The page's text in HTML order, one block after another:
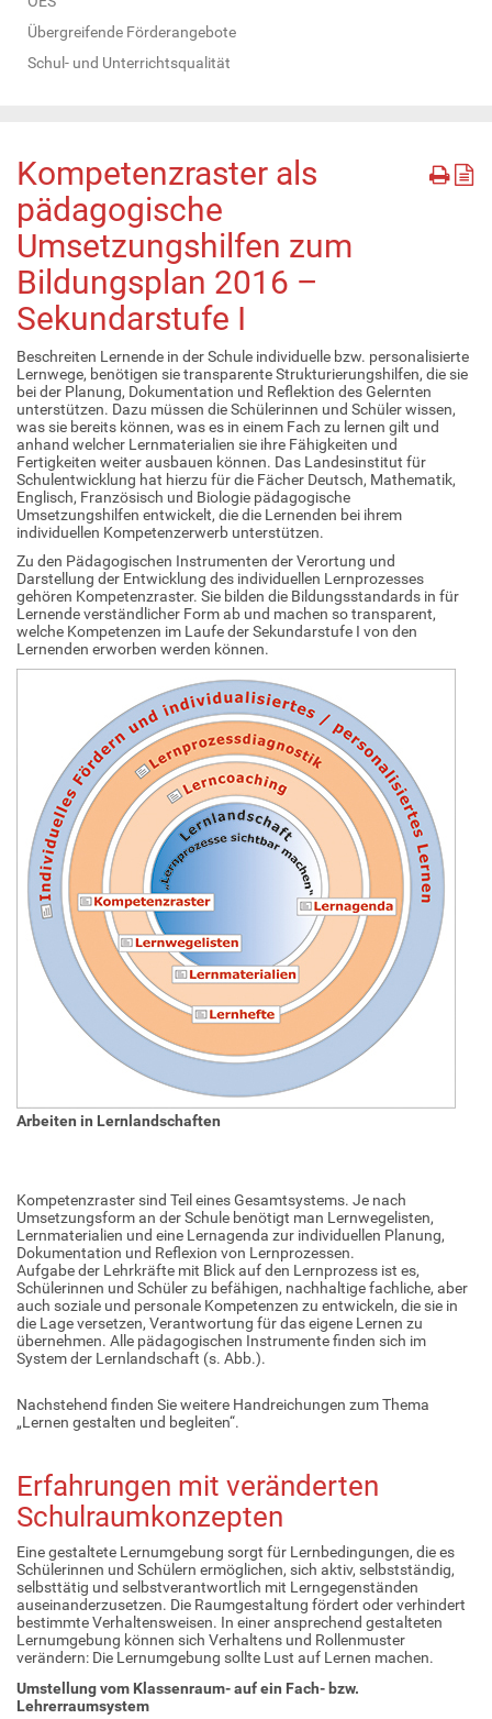
Übergreifende Förderangebote
Schul- und Unterrichtsqualität
Kompetenzraster als
pädagogische
Umsetzungshilfen zum
Bildungsplan 2016 –
Sekundarstufe I
Beschreiten Lernende in der Schule individuelle bzw. personalisierte
Lernwege, benötigen sie transparente Strukturierungshilfen, die sie
bei der Planung, Dokumentation und Reflektion des Gelernten
unterstützen. Dazu müssen die Schülerinnen und Schüler wissen,
was sie bereits können, was es in einem Fach zu lernen gilt und
anhand welcher Lernmaterialien sie ihre Fähigkeiten und
Fertigkeiten weiter ausbauen können. Das Landesinstitut für
Schulentwicklung hat hierzu für die Fächer Deutsch, Mathematik,
Englisch, Französisch und Biologie pädagogische
Umsetzungshilfen entwickelt, die die Lernenden bei ihrem
individuellen Kompetenzerwerb unterstützen.
Zu den Pädagogischen Instrumenten der Verortung und
Darstellung der Entwicklung des individuellen Lernprozesses
gehören Kompetenzraster. Sie bilden die Bildungsstandards in für
Lernende verständlicher Form ab und machen so transparent,
welche Kompetenzen im Laufe der Sekundarstufe I von den
Lernenden erworben werden können.
Arbeiten in Lernlandschaften
Kompetenzraster sind Teil eines Gesamtsystems. Je nach
Umsetzungsform an der Schule benötigt man Lernwegelisten,
Lernmaterialien und eine Lernagenda zur individuellen Planung,
Dokumentation und Reflexion von Lernprozessen.
Aufgabe der Lehrkräfte mit Blick auf den Lernprozess ist es,
Schülerinnen und Schüler zu befähigen, nachhaltige fachliche, aber
auch soziale und personale Kompetenzen zu entwickeln, die sie in
die Lage versetzen, Verantwortung für das eigene Lernen zu
übernehmen. Alle pädagogischen Instrumente finden sich im
System der Lernlandschaft (s. Abb.).
Nachstehend finden Sie weitere Handreichungen zum Thema
„Lernen gestalten und begleiten“.
Erfahrungen mit veränderten
Schulraumkonzepten
Eine gestaltete Lernumgebung sorgt für Lernbedingungen, die es
Schülerinnen und Schülern ermöglichen, sich aktiv, selbstständig,
selbsttätig und selbstverantwortlich mit Lerngegenständen
auseinanderzusetzen. Die Raumgestaltung fördert oder verhindert
bestimmte Verhaltensweisen. In einer ansprechend gestalteten
Lernumgebung können sich Verhaltens und Rollenmuster
verändern: Die Lernumgebung sollte Lust auf Lernen machen.
Umstellung vom Klassenraum- auf ein Fach- bzw.
Lehrerraumsystem